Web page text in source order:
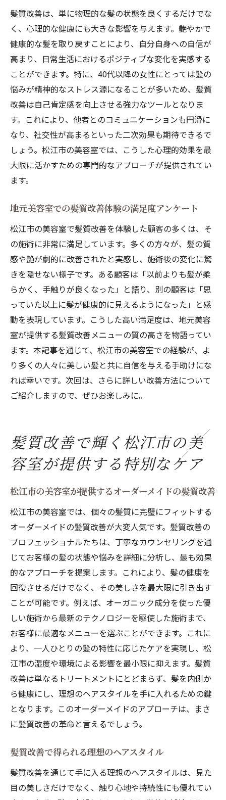
髪質改善は、単に物理的な髪の状態を良くするだけでな
く、心理的な健康にも大きな影響を与えます。艶やかで
健康的な髪を取り戻すことにより、自分自身への自信が
高まり、日常生活におけるポジティブな変化を実感する
ことができます。特に、40代以降の女性にとっては髪の
悩みが精神的なストレス源になることが多いため、髪質
改善は自己肯定感を向上させる強力なツールとなりま
す。これにより、他者とのコミュニケーションも円滑に
なり、社交性が高まるといった二次効果も期待できるで
しょう。松江市の美容室では、こうした心理的効果を最
大限に活かすための専門的なアプローチが提供されてい
ます。
地元美容室での髪質改善体験の満足度アンケート
松江市の美容室で髪質改善を体験した顧客の多くは、そ
の施術に非常に満足しています。多くの方々が、髪の質
感や艶が劇的に改善されたと実感し、施術後の変化に驚
きを隠せない様子です。ある顧客は「以前よりも髪が柔
らかく、手触りが良くなった」と語り、別の顧客は「思
っていた以上に髪が健康的に見えるようになった」と感
動を表現しています。こうした高い満足度は、地元美容
室が提供する髪質改善メニューの質の高さを物語ってい
ます。本記事を通じて、松江市の美容室での経験が、よ
り多くの人々に美しい髪と共に自信を与える手助けにな
れば幸いです。次回は、さらに詳しい改善方法について
ご紹介しますので、ぜひお楽しみに。
髪質改善で輝く松江市の美
容室が提供する特別なケア
松江市の美容室が提供するオーダーメイドの髪質改善
松江市の美容室では、個々の髪質に完璧にフィットする
オーダーメイドの髪質改善が大変人気です。髪質改善の
プロフェッショナルたちは、丁寧なカウンセリングを通
じてお客様の髪の状態や悩みを詳細に分析し、最も効果
的なアプローチを提案します。これにより、髪の健康を
回復させるだけでなく、その美しさを最大限に引き出す
ことが可能です。例えば、オーガニック成分を使った優
しい施術から最新のテクノロジーを駆使した施術まで、
お客様に最適なメニューを選ぶことができます。これに
より、一人ひとりの髪の特性に応じたケアを実現し、松
江市の湿度や環境による影響を最小限に抑えます。髪質
改善は単なるトリートメントにとどまらず、髪を内側か
ら健康にし、理想のヘアスタイルを手に入れるための鍵
となります。このオーダーメイドのアプローチは、まさ
に髪質改善の革命と言えるでしょう。
髪質改善で得られる理想のヘアスタイル
髪質改善を通じて手に入る理想のヘアスタイルは、見た
目の美しさだけでなく、触り心地や持続性にも優れてい